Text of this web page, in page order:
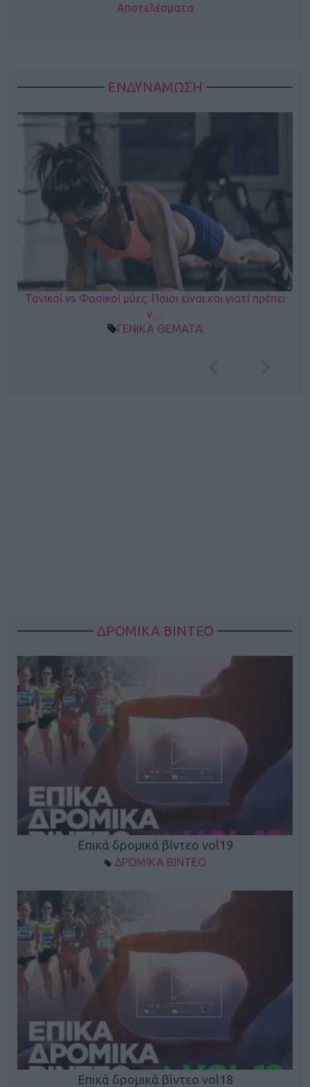
Αποτελέσματα
ΕΝΔΥΝΑΜΩΣΗ
Τονικοί vs Φασικοί μύες: Ποιοι είναι και γιατί πρέπει
ν…
ΓΕΝΙΚΑ ΘΕΜΑΤΑ
ΔΡΟΜΙΚΑ ΒΙΝΤΕΟ
Επικά δρομικά βίντεο vol19
ΔΡΟΜΙΚΑ ΒΙΝΤΕΟ
Επικά δρομικά βίντεο vol18